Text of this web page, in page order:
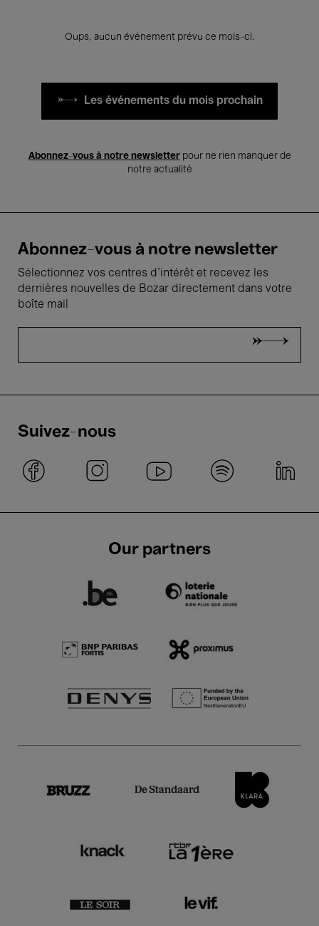
Oups, aucun événement prévu ce mois-ci.
Les événements du mois prochain
Abonnez-vous à notre newsletterpour ne rien manquer de
notre actualité
Abonnez-vous à notre newsletter
Sélectionnez vos centres d'intérêt et recevez les
dernières nouvelles de Bozar directement dans votre
boîte mail
Suivez-nous
Our partners